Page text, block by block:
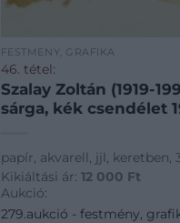
FESTMÉNY, GRAFIKA
46. tétel:
Szalay Zoltán (1919-
sárga, kék csendélet
papír, akvarell, jjl, keretben,
Kikiáltási ár: 12 000 Ft
Aukció:
279.aukció - festmény,